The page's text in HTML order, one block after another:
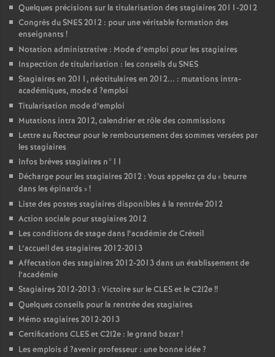
Quelques précisions sur la titularisation des stagiaires 2011-2012
Congrès duSNES2012 : pour une véritable formation des
enseignants !
Notation administrative : Mode d’emploi pour les stagiaires
Inspection de titularisation : les conseils duSNES
Stagiaires en 2011, néotitulaires en 2012... : mutations intra-
académiques, mode d ?emploi
Titularisation mode d’emploi
Mutations intra 2012, calendrier et rôle des commissions
Lettre au Recteur pour le remboursement des sommes versées par
les stagiaires
Infos brèves stagiaires n°11
Décharge pour les stagiaires 2012 : Vous appelez ça du « beurre
dans les épinards »!
Liste des postes stagiaires disponibles à la rentrée 2012
Action sociale pour stagiaires 2012
Les conditions de stage dans l’académie de Créteil
L’accueil des stagiaires 2012-2013
Affectation des stagiaires 2012-2013 dans un établissement de
l’académie
Stagiaires 2012-2013 : Victoire sur leCLESet le C2I2e!!
Quelques conseils pour la rentrée des stagiaires
Mémo stagiaires 2012-2013
Certifications CLESet C2I2e : le grand bazar!
Les emplois d ?avenir professeur : une bonne idée?